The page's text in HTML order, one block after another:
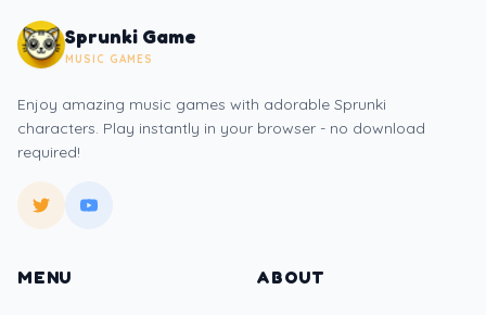
Sprunki Game
MUSIC GAMES
Enjoy amazing music games with adorable Sprunki
characters. Play instantly in your browser - no download
required!
MENU ABOUT